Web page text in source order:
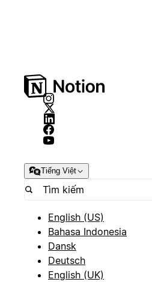
Tiếng Việt
English (US)
Bahasa Indonesia
Dansk
Deutsch
English (UK)